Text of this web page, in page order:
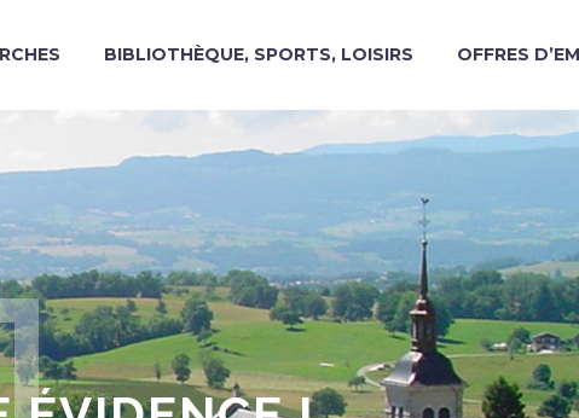
BIBLIOTHÈQUE, SPORTS, LOISIRS OFFRES